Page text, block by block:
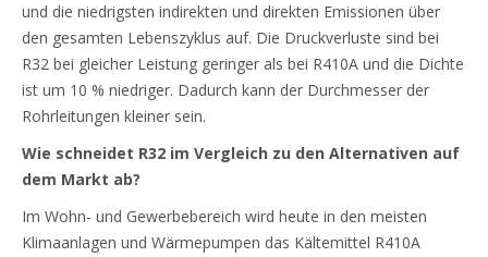
und die niedrigsten indirekten und direkten Emissionen über
den gesamten Lebenszyklus auf. Die Druckverluste sind bei
R32 bei gleicher Leistung geringer als bei R410A und die Dichte
ist um 10 % niedriger. Dadurch kann der Durchmesser der
Rohrleitungen kleiner sein.
Wie schneidet R32 im Vergleich zu den Alternativen auf
dem Markt ab?
Im Wohn- und Gewerbebereich wird heute in den meisten
Klimaanlagen und Wärmepumpen das Kältemittel R410A